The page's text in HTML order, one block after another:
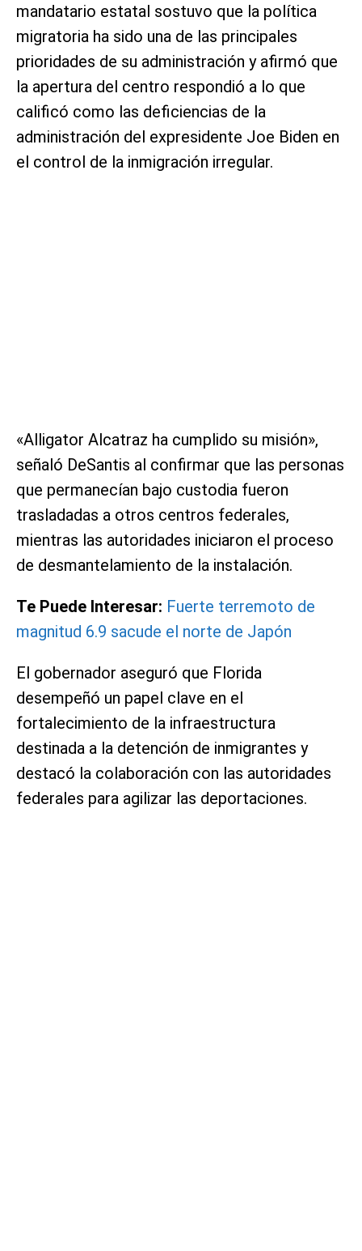
mandatario estatal sostuvo que la política
migratoria ha sido una de las principales
prioridades de su administración y afirmó que
la apertura del centro respondió a lo que
calificó como las deficiencias de la
administración del expresidente Joe Biden en
el control de la inmigración irregular.
«Alligator Alcatraz ha cumplido su misión»,
señaló DeSantis al confirmar que las personas
que permanecían bajo custodia fueron
trasladadas a otros centros federales,
mientras las autoridades iniciaron el proceso
de desmantelamiento de la instalación.
Te Puede Interesar: Fuerte terremoto de
magnitud 6.9 sacude el norte de Japón
El gobernador aseguró que Florida
desempeñó un papel clave en el
fortalecimiento de la infraestructura
destinada a la detención de inmigrantes y
destacó la colaboración con las autoridades
federales para agilizar las deportaciones.